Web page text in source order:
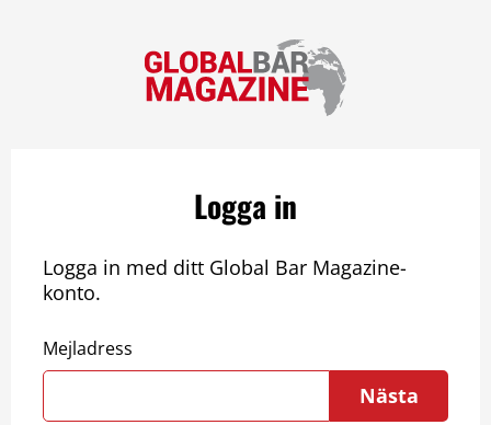
Logga in
Logga in med ditt Global Bar Magazine-
konto.
Mejladress
Nästa